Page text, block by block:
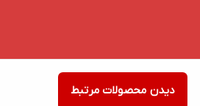
دیدن محصولات مرتبط